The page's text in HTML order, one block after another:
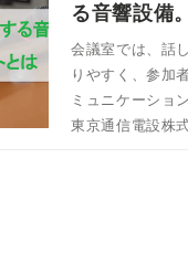
る音響設備
ントとは |
株式会社
会議室では、話
りやすく、参加
ミュニケーショ
響設備が求めら
東京通信電設株